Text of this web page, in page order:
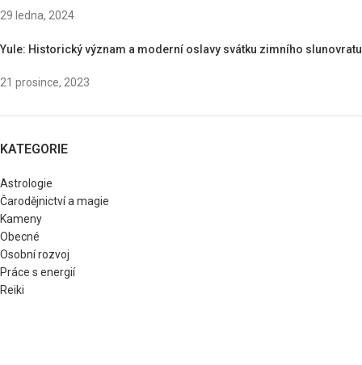
29 ledna, 2024
Yule: Historický význam a moderní oslavy svátku zimního slunovratu
21 prosince, 2023
KATEGORIE
Astrologie
Čarodějnictví a magie
Kameny
Obecné
Osobní rozvoj
Práce s energií
Reiki